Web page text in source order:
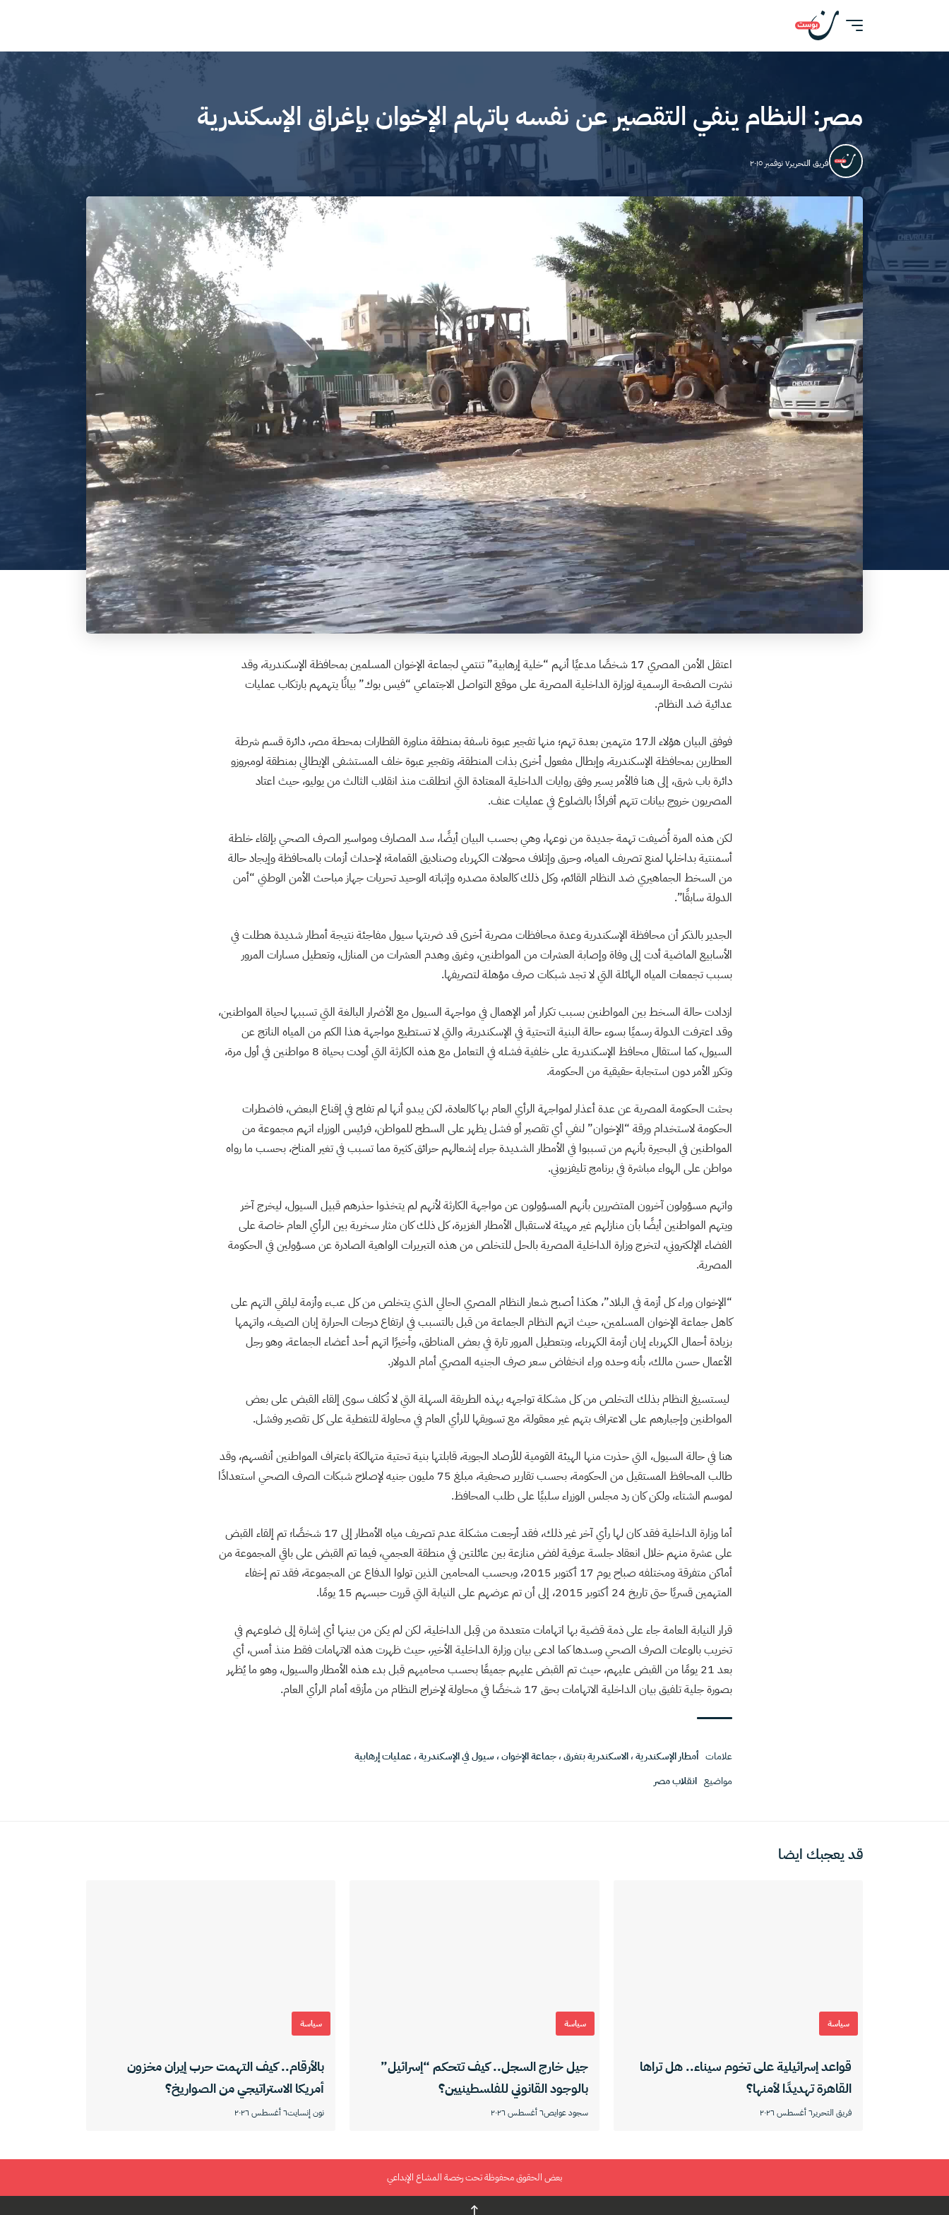
مصر: النظام ينفي التقصير عن نفسه باتهام الإخوان بإغراق الإسكندرية
فريق التحرير٧ نوفمبر ٢٠١٥
اعتقل الأمن المصري 17 شخصًا مدعيًا أنهم “خلية إرهابية” تنتمي لجماعة الإخوان المسلمين بمحافظة الإسكندرية، وقد
نشرت الصفحة الرسمية لوزارة الداخلية المصرية على موقع التواصل الاجتماعي “فيس بوك” بيانًا يتهمهم بارتكاب عمليات
عدائية ضد النظام.
فوفق البيان هؤلاء الـ17 متهمين بعدة تهم؛ منها تفجير عبوة ناسفة بمنطقة مناورة القطارات بمحطة مصر، دائرة قسم شرطة
العطارين بمحافظة الإسكندرية، وإبطال مفعول أخرى بذات المنطقة، وتفجير عبوة خلف المستشفى الإيطالي بمنطقة لومبروزو
دائرة باب شرق، إلى هنا فالأمر يسير وفق روايات الداخلية المعتادة التي انطلقت منذ انقلاب الثالث من يوليو، حيث اعتاد
المصريون خروج بيانات تتهم أفرادًا بالضلوع في عمليات عنف.
لكن هذه المرة أُضيفت تهمة جديدة من نوعها، وهي بحسب البيان أيضًا، سد المصارف ومواسير الصرف الصحي بإلقاء خلطة
أسمنتية بداخلها لمنع تصريف المياه، وحرق وإتلاف محولات الكهرباء وصناديق القمامة؛ لإحداث أزمات بالمحافظة وإيجاد حالة
من السخط الجماهيري ضد النظام القائم، وكل ذلك كالعادة مصدره وإثباته الوحيد تحريات جهاز مباحث الأمن الوطني “أمن
الدولة سابقًا”.
الجدير بالذكر أن محافظة الإسكندرية وعدة محافظات مصرية أخرى قد ضربتها سيول مفاجئة نتيجة أمطار شديدة هطلت في
الأسابيع الماضية أدت إلى وفاة وإصابة العشرات من المواطنين، وغرق وهدم العشرات من المنازل، وتعطيل مسارات المرور
بسبب تجمعات المياه الهائلة التي لا تجد شبكات صرف مؤهلة لتصريفها.
ازدادت حالة السخط بين المواطنين بسبب تكرار أمر الإهمال في مواجهة السيول مع الأضرار البالغة التي تسببها لحياة المواطنين،
وقد اعترفت الدولة رسميًا بسوء حالة البنية التحتية في الإسكندرية، والتي لا تستطيع مواجهة هذا الكم من المياه الناتج عن
السيول، كما استقال محافظ الإسكندرية على خلفية فشله في التعامل مع هذه الكارثة التي أودت بحياة 8 مواطنين في أول مرة،
وتكرر الأمر دون استجابة حقيقية من الحكومة.
بحثت الحكومة المصرية عن عدة أعذار لمواجهة الرأي العام بها كالعادة، لكن يبدو أنها لم تفلح في إقناع البعض، فاضطرات
الحكومة لاستخدام ورقة “الإخوان” لنفي أي تقصير أو فشل يظهر على السطح للمواطن، فرئيس الوزراء اتهم مجموعة من
المواطنين في البحيرة بأنهم من تسببوا في الأمطار الشديدة جراء إشعالهم حرائق كثيرة مما تسبب في تغير المناخ، بحسب ما رواه
مواطن على الهواء مباشرة في برنامج تليفزيوني.
واتهم مسؤولون آخرون المتضررين بأنهم المسؤولون عن مواجهة الكارثة لأنهم لم يتخذوا حذرهم قبيل السيول، ليخرج آخر
ويتهم المواطنين أيضًا بأن منازلهم غير مهيئة لاستقبال الأمطار الغزيرة، كل ذلك كان مثار سخرية بين الرأي العام خاصة على
الفضاء الإلكتروني، لتخرج وزارة الداخلية المصرية بالحل للتخلص من هذه التبريرات الواهية الصادرة عن مسؤولين في الحكومة
المصرية.
“الإخوان وراء كل أزمة في البلاد”، هكذا أصبح شعار النظام المصري الحالي الذي يتخلص من كل عبء وأزمة ليلقي التهم على
كاهل جماعة الإخوان المسلمين، حيث اتهم النظام الجماعة من قبل بالتسبب في ارتفاع درجات الحرارة إبان الصيف، واتهمها
بزيادة أحمال الكهرباء إبان أزمة الكهرباء، وبتعطيل المرور تارة في بعض المناطق، وأخيرًا اتهم أحد أعضاء الجماعة، وهو رجل
الأعمال حسن مالك، بأنه وحده وراء انخفاض سعر صرف الجنيه المصري أمام الدولار.
ليستسيغ النظام بذلك التخلص من كل مشكلة تواجهه بهذه الطريقة السهلة التي لا تُكلف سوى إلقاء القبض على بعض
المواطنين وإجبارهم على الاعتراف بتهم غير معقولة، مع تسويقها للرأي العام في محاولة للتغطية على كل تقصير وفشل.
هنا في حالة السيول، التي حذرت منها الهيئة القومية للأرصاد الجوية، قابلتها بنية تحتية متهالكة باعتراف المواطنين أنفسهم، وقد
طالب المحافظ المستقيل من الحكومة، بحسب تقارير صحفية، مبلغ 75 مليون جنيه لإصلاح شبكات الصرف الصحي استعدادًا
لموسم الشتاء، ولكن كان رد مجلس الوزراء سلبيًا على طلب المحافظ.
أما وزارة الداخلية فقد كان لها رأي آخر غير ذلك، فقد أرجعت مشكلة عدم تصريف مياه الأمطار إلى 17 شخصًا؛ تم إلقاء القبض
على عشرة منهم خلال انعقاد جلسة عرفية لفض منازعة بين عائلتين في منطقة العجمي، فيما تم القبض على باقي المجموعة من
أماكن متفرقة ومختلفه صباح يوم 17 أكتوبر 2015، وبحسب المحامين الذين تولوا الدفاع عن المجموعة، فقد تم إخفاء
المتهمين قسريًا حتى تاريخ 24 أكتوبر 2015، إلى أن تم عرضهم على النيابة التي قررت حبسهم 15 يومًا.
قرار النيابة العامة جاء على ذمة قضية بها اتهامات متعددة من قِبل الداخلية، لكن لم يكن من بينها أي إشارة إلى ضلوعهم في
تخريب بالوعات الصرف الصحي وسدها كما ادعى بيان وزارة الداخلية الأخير، حيث ظهرت هذه الاتهامات فقط منذ أمس، أي
بعد 21 يومًا من القبض عليهم، حيث تم القبض عليهم جميعًا بحسب محاميهم قبل بدء هذه الأمطار والسيول، وهو ما يُظهر
بصورة جلية تلفيق بيان الداخلية الاتهامات بحق 17 شخصًا في محاولة لإخراج النظام من مأزقه أمام الرأي العام.
علامات أمطار الإسكندرية،الاسكندرية بتغرق،جماعة الإخوان، سيول في الإسكندرية، عمليات إرهابية
مواضيع انقلاب مصر
قد يعجبك ايضا
سياسة
قواعد إسرائيلية على تخوم سيناء.. هل تراها
القاهرة تهديدًا لأمنها؟
فريق التحرير٦ أغسطس ٢٠٢٦
سياسة
جيل خارج السجل.. كيف تتحكم “إسرائيل”
بالوجود القانوني للفلسطينيين؟
سجود عوايص٦ أغسطس ٢٠٢٦
سياسة
بالأرقام.. كيف التهمت حرب إيران مخزون
أمريكا الاستراتيجي من الصواريخ؟
نون إنسايت٦ أغسطس ٢٠٢٦
بعض الحقوق محفوظة تحت رخصة المشاع الإبداعي